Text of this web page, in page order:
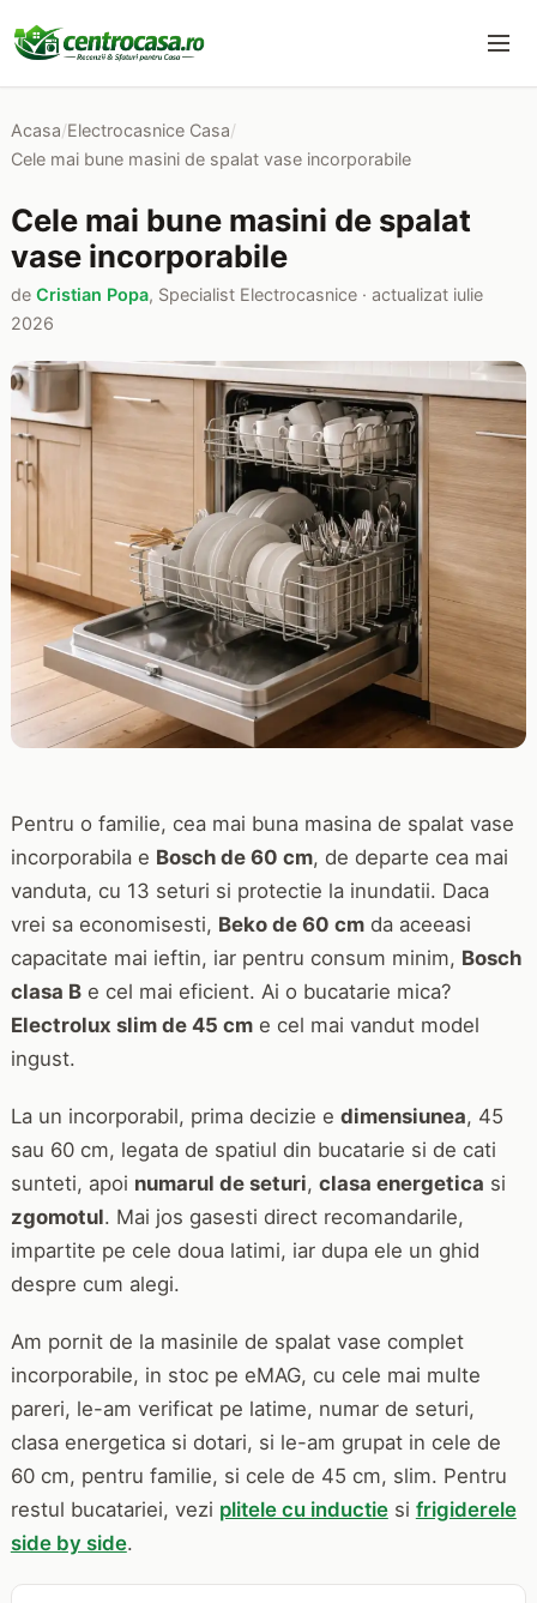
Acasa/Electrocasnice Casa/
Cele mai bune masini de spalat vase incorporabile
Cele mai bune masini de spalat
vase incorporabile
de Cristian Popa, Specialist Electrocasnice · actualizat iulie
2026
Pentru o familie, cea mai buna masina de spalat vase
incorporabila e Bosch de 60 cm, de departe cea mai
vanduta, cu 13 seturi si protectie la inundatii. Daca
vrei sa economisesti, Beko de 60 cmda aceeasi
capacitate mai ieftin, iar pentru consum minim, Bosch
clasa Be cel mai eficient. Ai o bucatarie mica?
Electrolux slim de 45 cme cel mai vandut model
ingust.
La un incorporabil, prima decizie e dimensiunea, 45
sau 60 cm, legata de spatiul din bucatarie si de cati
sunteti, apoi numarul de seturi, clasa energetica si
zgomotul. Mai jos gasesti direct recomandarile,
impartite pe cele doua latimi, iar dupa ele un ghid
despre cum alegi.
Am pornit de la masinile de spalat vase complet
incorporabile, in stoc pe eMAG, cu cele mai multe
pareri, le-am verificat pe latime, numar de seturi,
clasa energetica si dotari, si le-am grupat in cele de
60 cm, pentru familie, si cele de 45 cm, slim. Pentru
restul bucatariei, vezi plitele cu inductiesi frigiderele
side by side.